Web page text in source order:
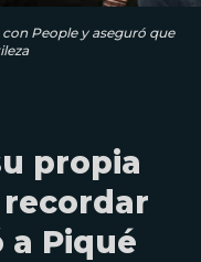
People y aseguró que
propia
a Piqué